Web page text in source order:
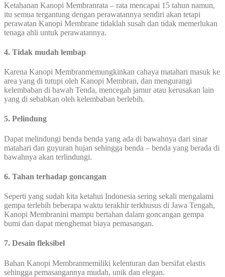
Ketahanan Kanopi Membranrata – rata mencapai 15 tahun namun,
itu semua tergantung dengan perawatannya sendiri akan tetapi
perawatan Kanopi Membrane tidaklah susah dan tidak memerlukan
tenaga ahli untuk perawatannya.
4. Tidak mudah lembap
Karena Kanopi Membranmemungkinkan cahaya matahari masuk ke
area yang di tutupi oleh Kanopi Membran, dan mengurangi
kelembaban di bawah Tenda, mencegah jamur atau kerusakan lain
yang di sebabkan oleh kelembaban berlebih.
5. Pelindung
Dapat melindungi benda benda yang ada di bawahnya dari sinar
matahari dan guyuran hujan sehingga benda – benda yang berada di
bawahnya akan terlindungi.
6. Tahan terhadap goncangan
Seperti yang sudah kita ketahui Indonesia sering sekali mengalami
gempa terlebih beberapa waktu terakhir terkhusus di Jawa Tengah,
Kanopi Membranini mampu bertahan dalam goncangan gempa
bumi dan dapat menghemat biaya pemasangan.
7. Desain fleksibel
Bahan Kanopi Membranmemiliki kelenturan dan bersifat elastis
sehingga pemasangannya mudah, unik dan elegan.